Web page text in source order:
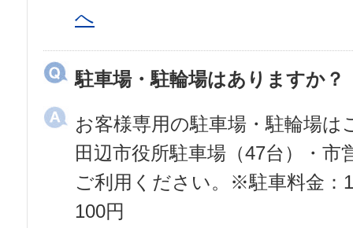
へ
駐車場・駐輪場はありますか？
お客様専用の駐車場・駐輪場
田辺市役所駐車場（47台）・市
ご利用ください。※駐車料金：
100円